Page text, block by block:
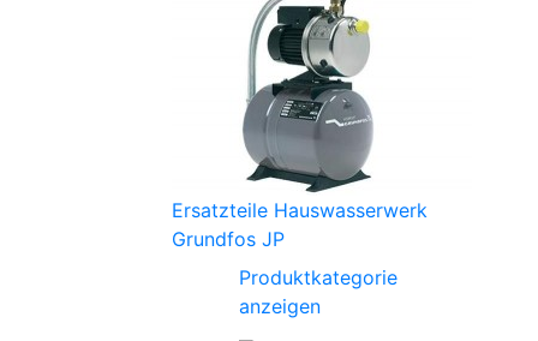
Ersatzteile Hauswasserwerk
Grundfos JP
Produktkategorie
anzeigen